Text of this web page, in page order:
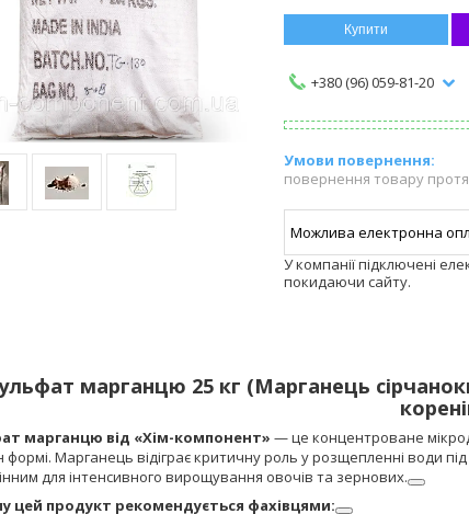
Купити
+380 (96) 059-81-20
повернення товару
У компанії підключені
покидаючи сайту.
марганцю 25 кг (Марганець
марганцю від «Хім-компонент» — це концентроване
формі. Марганець відіграє критичну роль у розщепленні води
для інтенсивного вирощування овочів та зернових.
цей продукт рекомендується фахівцями: